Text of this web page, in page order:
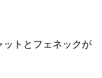
ットとフェネックが